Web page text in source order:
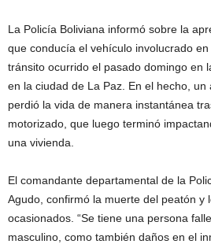
La Policía Boliviana informó sobre la
que conducía el vehículo involucrado
tránsito ocurrido el pasado domingo en
en la ciudad de La Paz. En el hecho,
perdió la vida de manera instantánea
motorizado, que luego terminó
una vivienda.
El comandante departamental de la
Agudo, confirmó la muerte del peatón y
ocasionados. “Se tiene una persona
masculino, como también daños en el